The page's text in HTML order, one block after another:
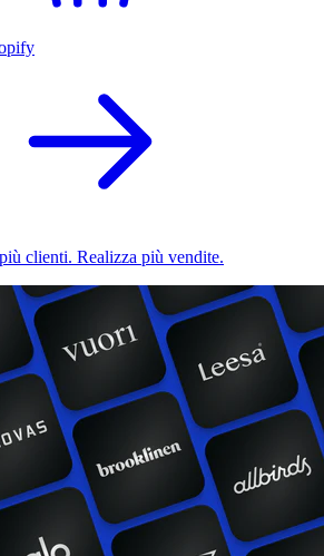
clienti. Realizza più vendite.